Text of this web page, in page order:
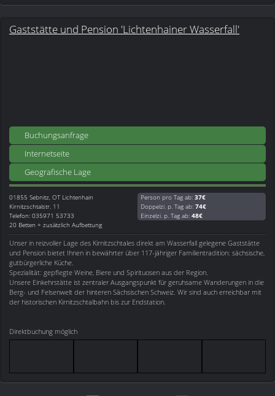
Gaststätte und Pension 'Lichtenhainer Wasserfall'
Buchungsanfrage
Internetseite
Geografische Lage
01855 Sebnitz, OT Lichtenhain
Kirnitzschtalstr. 11
Telefon: 035971 53733
20 Betten + zusätzlich Aufbettung
Person pro Tag ab: 37€
Doppelzi. p. Tag ab: 74€
Einzelzi. p. Tag ab: 48€
Unser in reizvoller Lage des Kirnitzschtales direkt am Wasserfall gelegene Gaststätte
und Pension bietet Ihnen in bewährter über 117-jähriger Familientradition: sächsische,
gutbürgerliche Küche.
Spezialität: gepflegte Weine, Biere und Spirituosen aus der Region.
Unsere Einkehrstätte ist zentraler Ausgangspunkt für geruhsame Wanderungen in die
Berg- und Felsenwelt der hinteren Sächsischen Schweiz. Wir sind auch erreichbar mit
der historischen Kirnitzschtalbahn bis zur Endstation.
Direktbuchung möglich